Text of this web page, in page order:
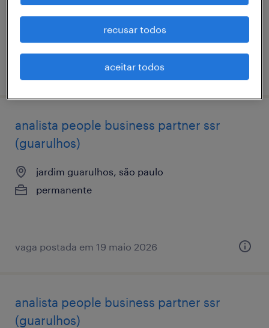
vaga postada em 28 julho 2026
analista ​people ​business ​partner ssr
(guarulhos)
jardim guarulhos, são paulo
permanente
vaga postada em 19 maio 2026
analista ​people ​business ​partner ssr
(guarulhos)
recusar todos
aceitar todos